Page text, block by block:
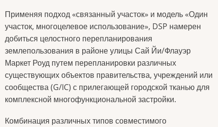
Применяя подход «связанный участок» и модель «Один
участок, многоцелевое использование», DSP намерен
добиться целостного перепланирования
землепользования в районе улицы Сай Йи/Флауэр
Маркет Роуд путем перепланировки различных
существующих объектов правительства, учреждений или
сообщества (G/IC) с прилегающей городской тканью для
комплексной многофункциональной застройки.
Комбинация различных типов совместимого